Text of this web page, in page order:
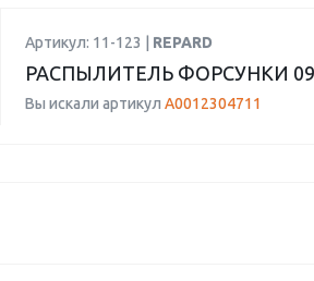
Артикул: 11-123 | REPARD
РАСПЫЛИТЕЛЬ ФОРСУНКИ
Вы искали артикул A0012304711